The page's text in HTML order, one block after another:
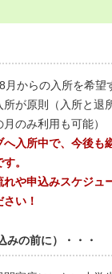
月からの入所を希望
が原則（入所と退
のみ利用も可能）
入所中で、今後も
。
や申込みスケジュ
い！
みの前に）・・・